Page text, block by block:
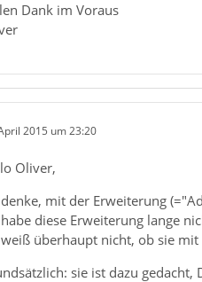
Dank im Voraus
2015 um 23:20
Oliver,
mit der Erweiterung
diese Erweiterung lange
überhaupt nicht, ob sie
sie ist dazu